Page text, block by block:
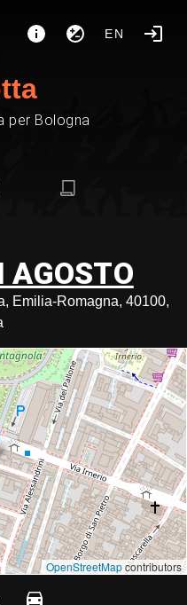
EN
per Bologna
Emilia-Romagna, 40100,
OpenStreetMapcontributors